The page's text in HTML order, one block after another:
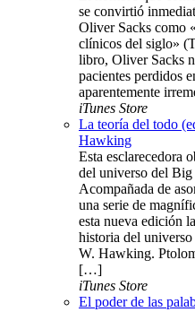
se convirtió
Oliver Sacks como
clínicos del siglo»
libro, Oliver Sacks
pacientes perdidos
aparentemente
iTunes Store
La teoría del todo
Hawking
Esta esclarecedora
del universo del Big
Acompañada de
una serie de
esta nueva edición
historia del
W. Hawking.
[…]
iTunes Store
El poder de las